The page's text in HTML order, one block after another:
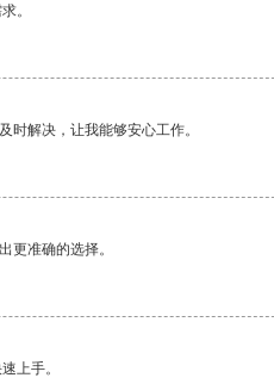
。
时解决，让我能够安心工作。
更准确的选择。
上手。